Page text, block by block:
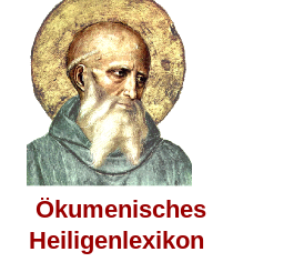
Ökumenisches
Heiligenlexikon